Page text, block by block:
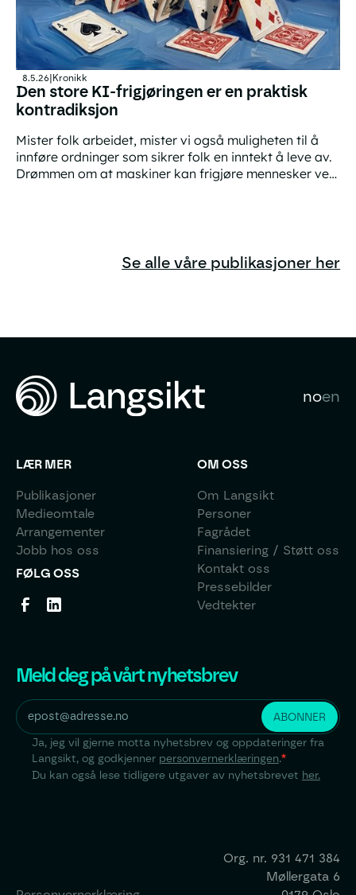
8.5.26 Kronikk
Den store KI-frigjøringen er en praktisk
kontradiksjon
Mister folk arbeidet, mister vi også muligheten til å
innføre ordninger som sikrer folk en inntekt å leve av.
Drømmen om at maskiner kan frigjøre mennesker ved
Se alle våre publikasjoner her
noen
LÆR MER
Publikasjoner
Medieomtale
Arrangementer
Jobb hos oss
FØLG OSS
OM OSS
Om Langsikt
Personer
Fagrådet
Finansiering / Støtt oss
Kontakt oss
Pressebilder
Vedtekter
Meld deg på vårt nyhetsbrev
Ja, jeg vil gjerne motta nyhetsbrev og oppdateringer fra
Langsikt, og godkjenner personvernerklæringen.*
Du kan også lese tidligere utgaver av nyhetsbrevet her.
Org. nr. 931 471 384
Møllergata 6